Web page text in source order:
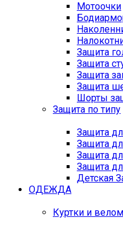
Мотоочки
Защита
Защита
Защита
Защита
Шорты
Защита по типу
Защита
Защита
Защита
Защита
Детская
ОДЕЖДА
Куртки и